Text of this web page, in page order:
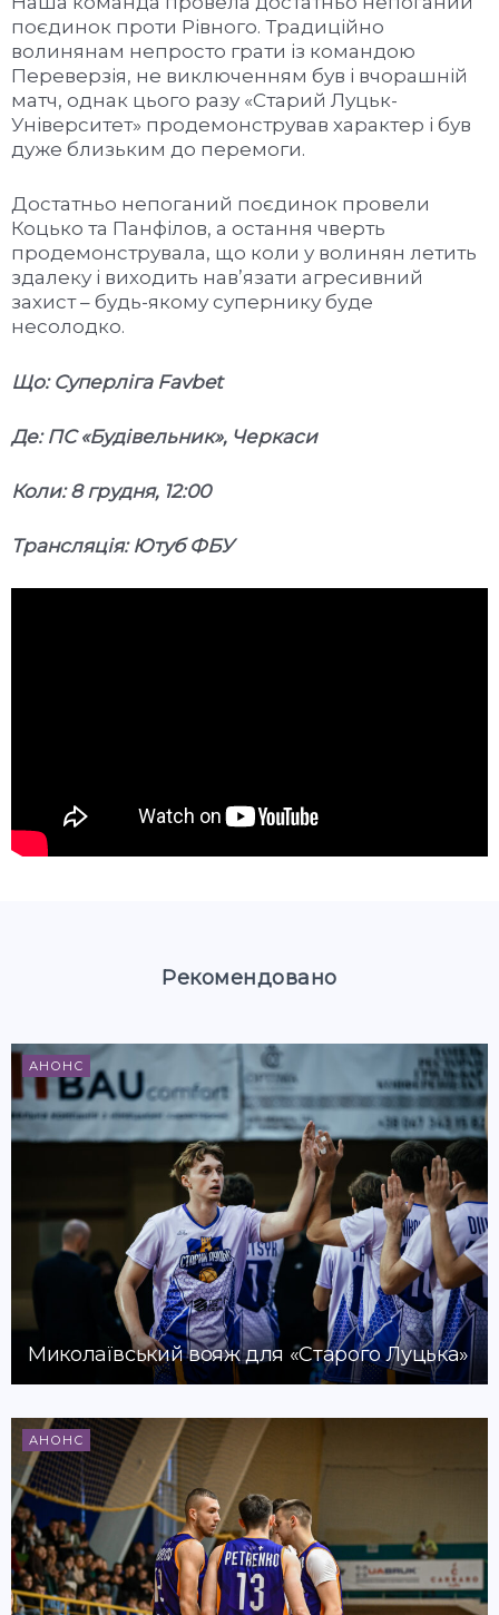
поєдинок проти Рівного. Традиційно
волинянам непросто грати із командою
Переверзія, не виключенням був і вчорашній
матч, однак цього разу «Старий Луцьк-
Університет» продемонстрував характер і був
дуже близьким до перемоги.
Достатньо непоганий поєдинок провели
Коцько та Панфілов, а остання чверть
продемонструвала, що коли у волинян летить
здалеку і виходить нав’язати агресивний
захист – будь-якому супернику буде
несолодко.
Що: Суперліга Favbet
Де: ПС «Будівельник», Черкаси
Коли: 8 грудня, 12:00
Трансляція: Ютуб ФБУ
Рекомендовано
АНОНС
Миколаївський вояж для «Старого Луцька»
АНОНС